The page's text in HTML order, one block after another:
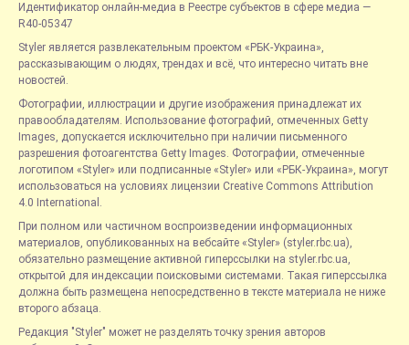
Идентификатор онлайн-медиа в Реестре субъектов в сфере медиа —
R40-05347
Styler является развлекательным проектом «РБК-Украина»,
рассказывающим о людях, трендах и всё, что интересно читать вне
новостей.
Фотографии, иллюстрации и другие изображения принадлежат их
правообладателям. Использование фотографий, отмеченных Getty
Images, допускается исключительно при наличии письменного
разрешения фотоагентства Getty Images. Фотографии, отмеченные
логотипом «Styler» или подписанные «Styler» или «РБК-Украина», могут
использоваться на условиях лицензии Creative Commons Attribution
4.0 International.
При полном или частичном воспроизведении информационных
материалов, опубликованных на вебсайте «Styler» (styler.rbc.ua),
обязательно размещение активной гиперссылки на styler.rbc.ua,
открытой для индексации поисковыми системами. Такая гиперссылка
должна быть размещена непосредственно в тексте материала не ниже
второго абзаца.
Редакция "Styler" может не разделять точку зрения авторов